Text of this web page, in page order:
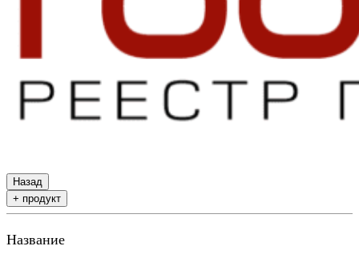
Назад
+ продукт
Название